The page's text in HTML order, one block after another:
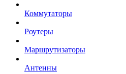
Коммутаторы
Роутеры
Маршрутизаторы
Антенны